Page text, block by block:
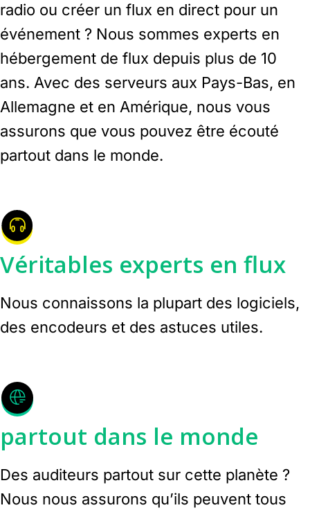
radio ou créer un flux en direct pour un
événement ? Nous sommes experts en
hébergement de flux depuis plus de 10
ans. Avec des serveurs aux Pays-Bas, en
Allemagne et en Amérique, nous vous
assurons que vous pouvez être écouté
partout dans le monde.
Véritables experts en flux
Nous connaissons la plupart des logiciels,
des encodeurs et des astuces utiles.
partout dans le monde
Des auditeurs partout sur cette planète ?
Nous nous assurons qu’ils peuvent tous